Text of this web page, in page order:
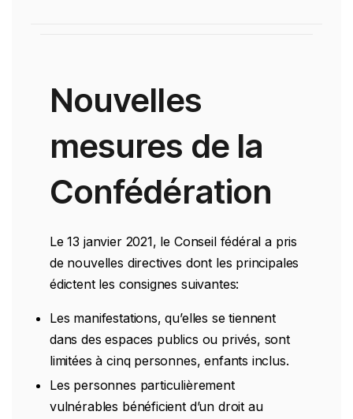
Nouvelles
mesures de la
Confédération
Le 13 janvier 2021, le Conseil fédéral a pris
de nouvelles directives dont les principales
édictent les consignes suivantes:
Les manifestations, qu’elles se tiennent
dans des espaces publics ou privés, sont
limitées à cinq personnes, enfants inclus.
Les personnes particulièrement
vulnérables bénéficient d’un droit au